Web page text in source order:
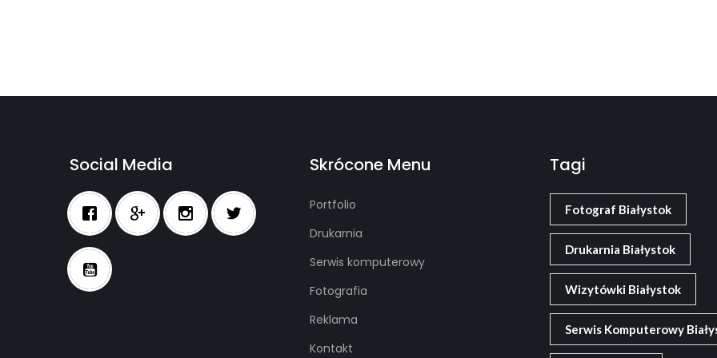
Social Media Skrócone Menu
Portfolio
Drukarnia
Serwis komputerowy
Fotografia
Reklama
Kontakt
Tagi
Fotograf Białystok
Drukarnia Białystok
Wizytówki Białystok
Serwis Komputerowy